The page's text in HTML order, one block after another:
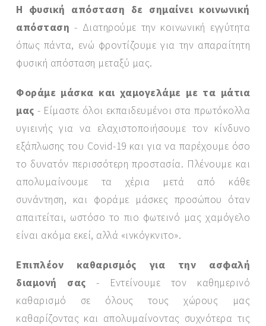
Η φυσική απόσταση δε σημαίνει κοινωνική
απόσταση - Διατηρούμε την κοινωνική εγγύτητα
όπως πάντα, ενώ φροντίζουμε για την απαραίτητη
φυσική απόσταση μεταξύ μας.
Φοράμε μάσκα και χαμογελάμε με τα μάτια
μας - Είμαστε όλοι εκπαιδευμένοι στα πρωτόκολλα
υγιεινής για να ελαχιστοποιήσουμε τον κίνδυνο
εξάπλωσης του Covid-19 και για να παρέχουμε όσο
το δυνατόν περισσότερη προστασία. Πλένουμε και
απολυμαίνουμε τα χέρια μετά από κάθε
συνάντηση, και φοράμε μάσκες προσώπου όταν
απαιτείται, ωστόσο το πιο φωτεινό μας χαμόγελο
είναι ακόμα εκεί, αλλά «ινκόγκνιτο».
Επιπλέον καθαρισμός για την ασφαλή
διαμονή σας - Εντείνουμε τον καθημερινό
καθαρισμό σε όλους τους χώρους μας
καθαρίζοντας και απολυμαίνοντας συχνότερα τις